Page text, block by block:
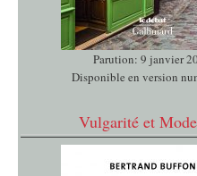
Parution: 9 janvier
Disponible en version
Vulgarité et